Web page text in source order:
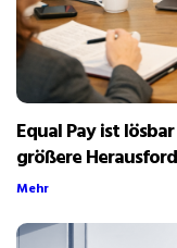
Equal Pay ist
größere
Mehr